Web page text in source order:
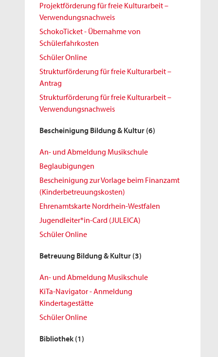
Projektförderung für freie Kulturarbeit –
Verwendungsnachweis
SchokoTicket - Übernahme von
Schülerfahrkosten
Schüler Online
Strukturförderung für freie Kulturarbeit –
Antrag
Strukturförderung für freie Kulturarbeit –
Verwendungsnachweis
Bescheinigung Bildung & Kultur (6)
An- und Abmeldung Musikschule
Beglaubigungen
Bescheinigung zur Vorlage beim Finanzamt
(Kinderbetreuungskosten)
Ehrenamtskarte Nordrhein-Westfalen
Jugendleiter*in-Card (JULEICA)
Schüler Online
Betreuung Bildung & Kultur (3)
An- und Abmeldung Musikschule
KiTa-Navigator - Anmeldung
Kindertagestätte
Schüler Online
Bibliothek (1)